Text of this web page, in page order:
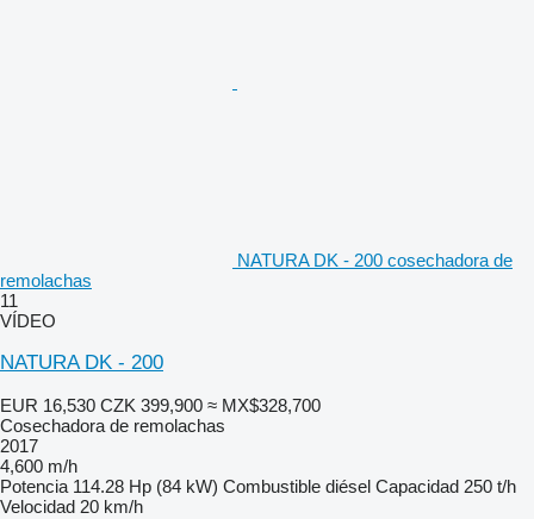
NATURA DK - 200 cosechadora de
remolachas
11
VÍDEO
NATURA DK - 200
EUR 16,530 CZK 399,900 ≈ MX$328,700
Cosechadora de remolachas
2017
4,600 m/h
Potencia 114.28 Hp (84 kW) Combustible diésel Capacidad 250 t/h
Velocidad 20 km/h